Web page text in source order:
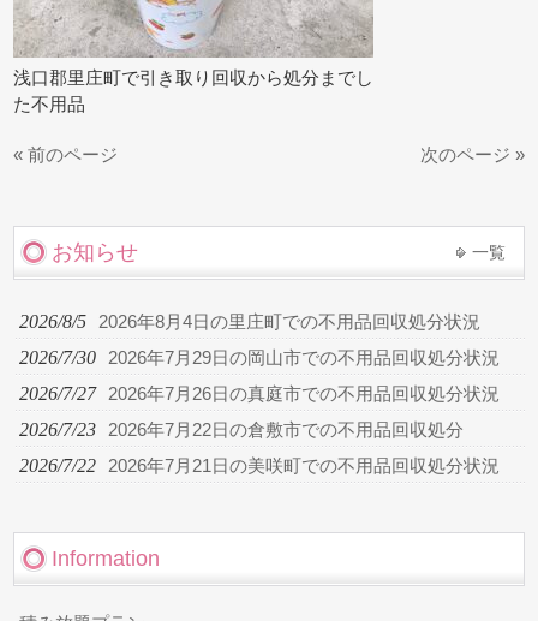
浅口郡里庄町で引き取り回収から処分までし
た不用品
« 前のページ 次のページ »
お知らせ 一覧
2026/8/5 2026年8月4日の里庄町での不用品回収処分状況
2026/7/30 2026年7月29日の岡山市での不用品回収処分状況
2026/7/27 2026年7月26日の真庭市での不用品回収処分状況
2026/7/23 2026年7月22日の倉敷市での不用品回収処分
2026/7/22 2026年7月21日の美咲町での不用品回収処分状況
Information